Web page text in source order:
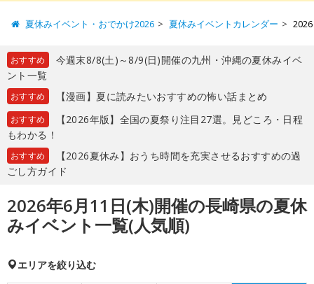
夏休みイベント・おでかけ2026 夏休みイベントカレンダー
おすすめ
今週末8/8(土)～8/9(日)開催の九州・沖縄の夏休みイベ
ント一覧
おすすめ 【漫画】夏に読みたいおすすめの怖い話まとめ
おすすめ
【2026年版】全国の夏祭り注目27選。見どころ・日程
もわかる！
おすすめ
【2026夏休み】おうち時間を充実させるおすすめの過
ごし方ガイド
2026年6月11日(木)開催の長崎県の夏休
みイベント一覧(人気順)
エリアを絞り込む